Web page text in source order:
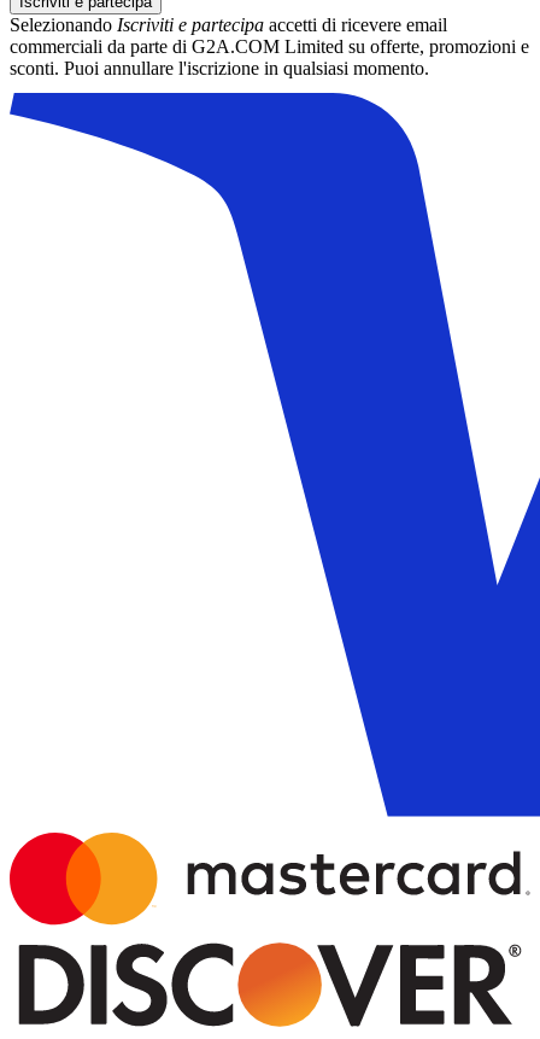
Selezionando Iscriviti e partecipa accetti di ricevere email
commerciali da parte di G2A.COM Limited su offerte, promozioni e
sconti. Puoi annullare l'iscrizione in qualsiasi momento.